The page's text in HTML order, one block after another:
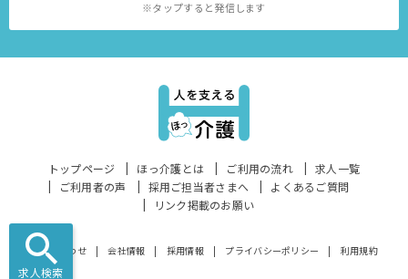
求人検索
※タップすると発信します
トップページ ほっ介護とは ご利用の流れ
求人一覧
ご利用者の声
採用ご担当者さまへ
よくあるご質問
リンク掲載のお願い
お問い合わせ 会社情報 採用情報 プライバシーポリシー 利用規約